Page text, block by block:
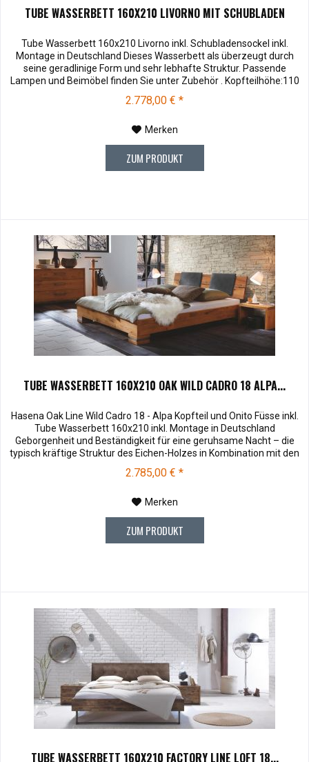
TUBE WASSERBETT 160X210 LIVORNO MIT SCHUBLADEN
Tube Wasserbett 160x210 Livorno inkl. Schubladensockel inkl.
Montage in Deutschland Dieses Wasserbett als überzeugt durch
seine geradlinige Form und sehr lebhafte Struktur. Passende
Lampen und Beimöbel finden Sie unter Zubehör . Kopfteilhöhe:110
werden. Bei Rücksendung werden Ihnen die 10,00 € wieder
2.778,00 € *
Merken
ZUM PRODUKT
TUBE WASSERBETT 160X210 OAK WILD CADRO 18 ALPA...
Hasena Oak Line Wild Cadro 18 - Alpa Kopfteil und Onito Füsse inkl.
Tube Wasserbett 160x210 inkl. Montage in Deutschland
Geborgenheit und Beständigkeit für eine geruhsame Nacht – die
typisch kräftige Struktur des Eichen-Holzes in Kombination mit den
starke und behagliche Aura. Dieses Massivholz Wasserbett...
2.785,00 € *
Merken
ZUM PRODUKT
TUBE WASSERBETT 160X210 FACTORY LINE LOFT 18...